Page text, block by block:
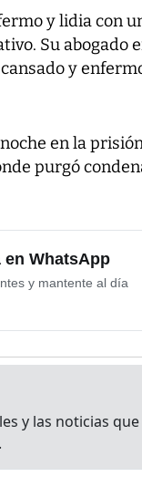
y lidia con
Su abogado
y
en la
purgó
en WhatsApp
y mantente al día